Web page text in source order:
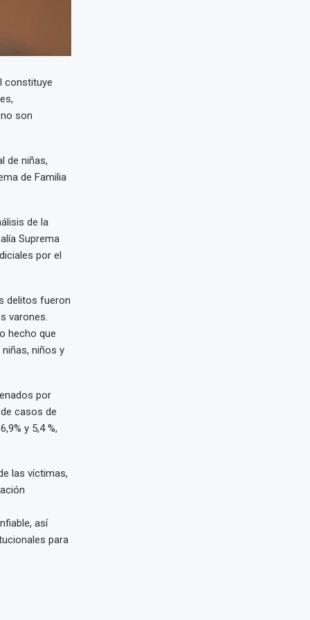
constituye
son
de niñas,
de Familia
de la
Suprema
por el
delitos fueron
varones.
hecho que
niños y
por
casos de
y 5,4 %,
las víctimas,
así
para